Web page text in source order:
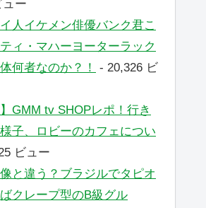
ュー
イ人イケメン俳優バンク君こ
ィ・マハーヨーターラック
何者なのか？！
- 20,326 ビ
】GMM tv SHOPレポ！行き
子、ロビーのカフェについ
ビュー
像と違う？ブラジルでタピオ
クレープ型のB級グル